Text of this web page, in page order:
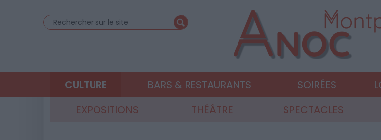
CULTURE BARS & RESTAURANTS SOIRÉES
EXPOSITIONS
THÉÂTRE SPECTACLES